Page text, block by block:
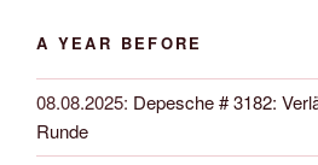
A YEAR BEFORE
08.08.2025: Depesche # 3182:
Runde